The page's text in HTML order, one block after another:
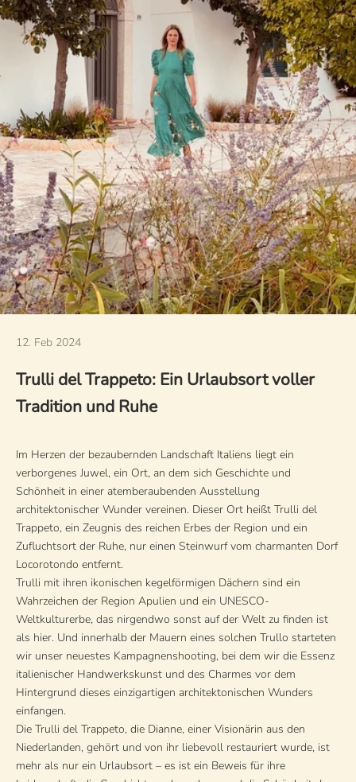
12. Feb 2024
Trulli del Trappeto: Ein Urlaubsort voller
Tradition und Ruhe
Im Herzen der bezaubernden Landschaft Italiens liegt ein
verborgenes Juwel, ein Ort, an dem sich Geschichte und
Schönheit in einer atemberaubenden Ausstellung
architektonischer Wunder vereinen. Dieser Ort heißt Trulli del
Trappeto, ein Zeugnis des reichen Erbes der Region und ein
Zufluchtsort der Ruhe, nur einen Steinwurf vom charmanten Dorf
Locorotondo entfernt.
Trulli mit ihren ikonischen kegelförmigen Dächern sind ein
Wahrzeichen der Region Apulien und ein UNESCO-
Weltkulturerbe, das nirgendwo sonst auf der Welt zu finden ist
als hier. Und innerhalb der Mauern eines solchen Trullo starteten
wir unser neuestes Kampagnenshooting, bei dem wir die Essenz
italienischer Handwerkskunst und des Charmes vor dem
Hintergrund dieses einzigartigen architektonischen Wunders
einfangen.
Die Trulli del Trappeto, die Dianne, einer Visionärin aus den
Niederlanden, gehört und von ihr liebevoll restauriert wurde, ist
mehr als nur ein Urlaubsort – es ist ein Beweis für ihre